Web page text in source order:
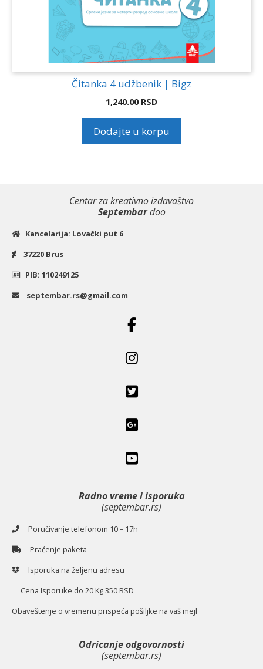
Čitanka 4 udžbenik | Bigz
1,240.00 RSD
Dodajte u korpu
Centar za kreativno izdavaštvo
Septembardoo
Kancelarija: Lovački put 6
37220 Brus
PIB: 110249125
septembar.rs@gmail.com
Radno vreme i isporuka
(septembar.rs)
Poručivanje telefonom 10 – 17h
Praćenje paketa
Isporuka na željenu adresu
Cena Isporuke do 20 Kg 350 RSD
Obaveštenje o vremenu prispeća pošiljke na vaš mejl
Odricanje odgovornosti
(septembar.rs)